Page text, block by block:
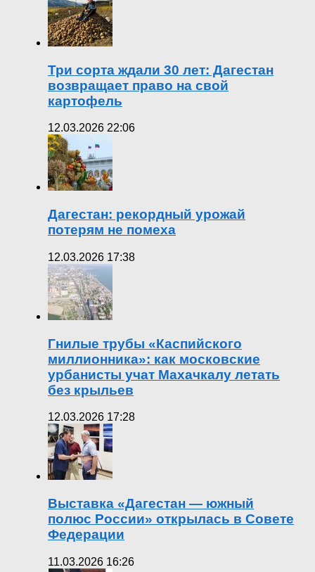
Три сорта ждали 30 лет: Дагестан
возвращает право на свой
картофель
12.03.2026 22:06
Дагестан: рекордный урожай
потерям не помеха
12.03.2026 17:38
Гнилые трубы «Каспийского
миллионника»: как московские
урбанисты учат Махачкалу летать
без крыльев
12.03.2026 17:28
Выставка «Дагестан — южный
полюс России» открылась в Совете
Федерации
11.03.2026 16:26